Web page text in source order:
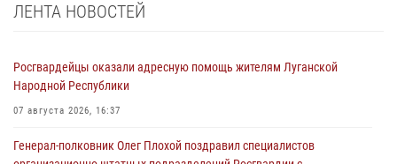
ЛЕНТА НОВОСТЕЙ
Росгвардейцы оказали адресную помощь жителям Луганской
Народной Республики
07 августа 2026, 16:37
Генерал-полковник Олег Плохой поздравил специалистов